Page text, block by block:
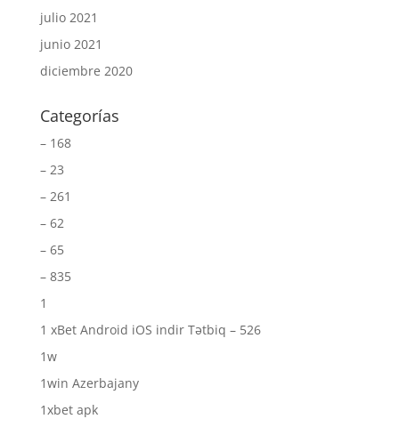
julio 2021
junio 2021
diciembre 2020
Categorías
– 168
– 23
– 261
– 62
– 65
– 835
1
1 xBet Android iOS indir Tətbiq – 526
1w
1win Azerbajany
1xbet apk